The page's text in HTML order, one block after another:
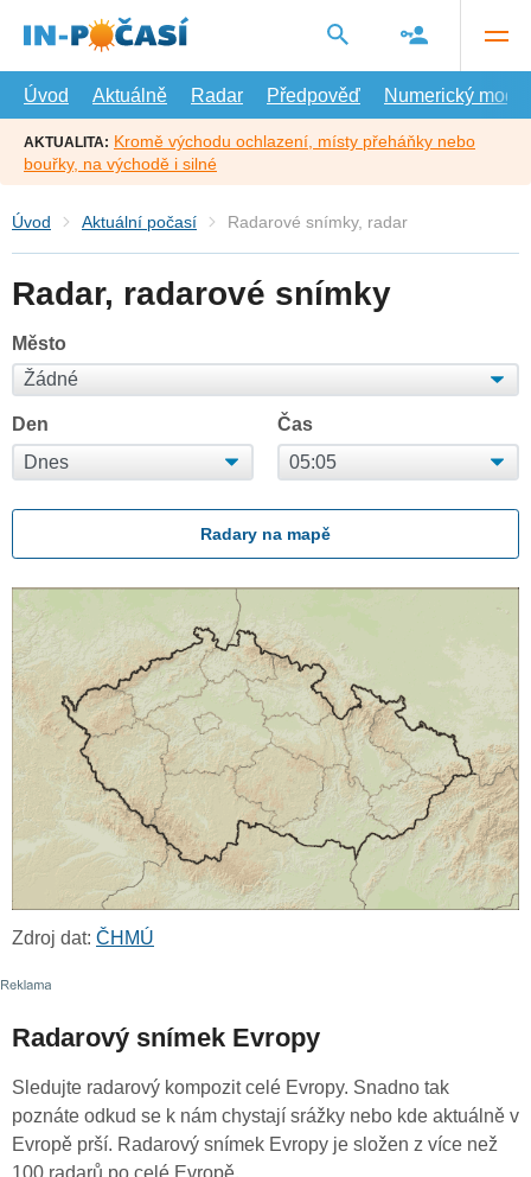
hlavní
Úvod
Aktuálně Radar Předpověď Numerický model
AKTUALITA: Kromě východu ochlazení, místy přeháňky nebo
bouřky, na východě i silné
Úvod Aktuální počasí Radarové snímky, radar
Radar, radarové snímky
Město
Den Čas
Radary na mapě
Zdroj dat: ČHMÚ
Radarový snímek Evropy
Sledujte radarový kompozit celé Evropy. Snadno tak
poznáte odkud se k nám chystají srážky nebo kde aktuálně v
Evropě prší. Radarový snímek Evropy je složen z více než
100 radarů po celé Evropě.